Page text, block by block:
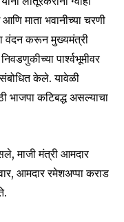
माता भवानीच्या चरणी
वंदन करून मुख्यमंत्री
पार्श्वभूमीवर
केले. यावेळी
भाजपा कटिबद्ध असल्याचा
माजी मंत्री आमदार
आमदार रमेशअप्पा कराड